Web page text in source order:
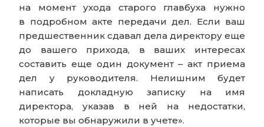
на момент ухода старого главбуха нужно
в подробном акте передачи дел. Если ваш
предшественник сдавал дела директору еще
до вашего прихода, в ваших интересах
составить еще один документ – акт приема
дел у руководителя. Нелишним будет
написать докладную записку на имя
директора, указав в ней на недостатки,
которые вы обнаружили в учете».